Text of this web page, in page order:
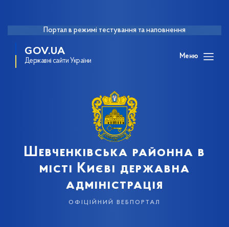
Портал в режимі тестування та наповнення
GOV.UA
Державні сайти України
Меню
Шевченківська районна в
місті Києві державна
адміністрація
офіційний вебпортал